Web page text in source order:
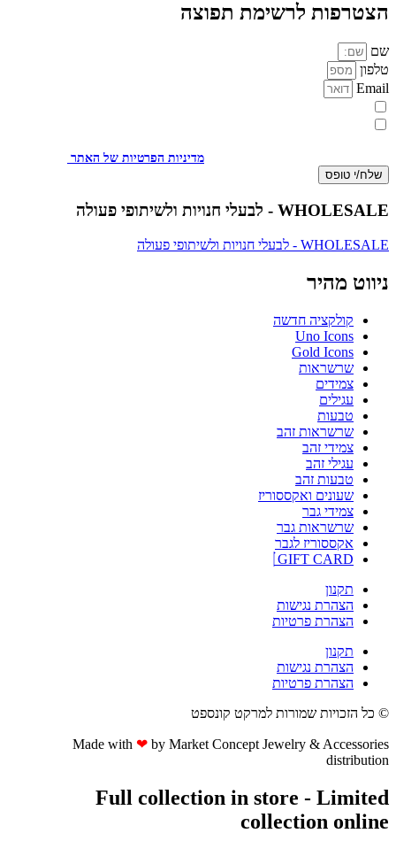
הצטרפות לרשימת תפוצה
שם
טלפון
Email
מדיניות הפרטיות של האתר
שלח/י טופס
WHOLESALE - לבעלי חנויות ולשיתופי פעולה
WHOLESALE - לבעלי חנויות ולשיתופי פעולה
ניווט מהיר
קולקציה חדשה
Uno Icons
Gold Icons
שרשראות
צמידים
עגילים
טבעות
שרשראות זהב
צמידי זהב
עגילי זהב
טבעות זהב
שעונים ואקססוריז
צמידי גבר
שרשראות גבר
אקססוריז לגבר
GIFT CARD
תקנון
הצהרת נגישות
הצהרת פרטיות
תקנון
הצהרת נגישות
הצהרת פרטיות
© כל הזכויות שמורות למרקט קונספט
Made with ❤ by Market Concept Jewelry & Accessories
distribution
Full collection in store - Limited
collection online